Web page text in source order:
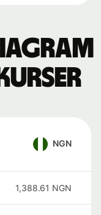
NGN
1,388.61 NGN